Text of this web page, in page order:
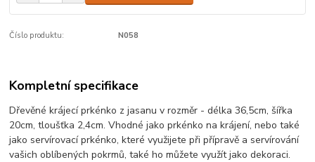
Číslo produktu: N058
Kompletní specifikace
Dřevěné krájecí prkénko z jasanu v rozměr - délka 36,5cm, šířka
20cm, tloušťka 2,4cm. Vhodné jako prkénko na krájení, nebo také
jako servírovací prkénko, které využijete při přípravě a servírování
vašich oblíbených pokrmů, také ho můžete využít jako dekoraci.